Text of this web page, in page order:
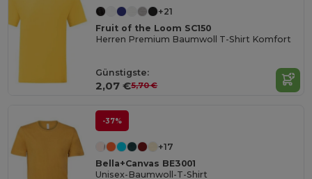
+21
Fruit of the Loom SC150
Herren Premium Baumwoll T-Shirt Komfort
Günstigste:
2,07 €5,70 €
-37%
+17
Bella+Canvas BE3001
Unisex-Baumwoll-T-Shirt